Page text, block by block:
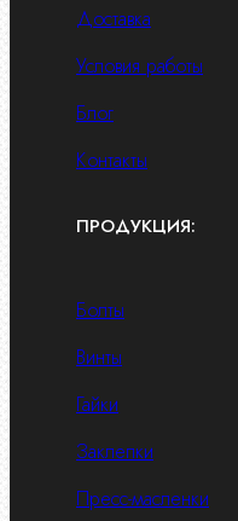
Доставка
Условия работы
Блог
Контакты
ПРОДУКЦИЯ:
Болты
Винты
Гайки
Заклепки
Пресс-масленки